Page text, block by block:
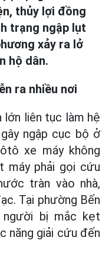
thủy lợi đồng
trạng ngập lụt
xảy ra lở
hộ dân.
ra nhiều nơi
lớn liên tục làm hệ
ngập cục bộ ở
xe máy không
máy phải gọi cứu
tràn vào nhà,
Tại phường Bến
người bị mắc kẹt
năng giải cứu đến